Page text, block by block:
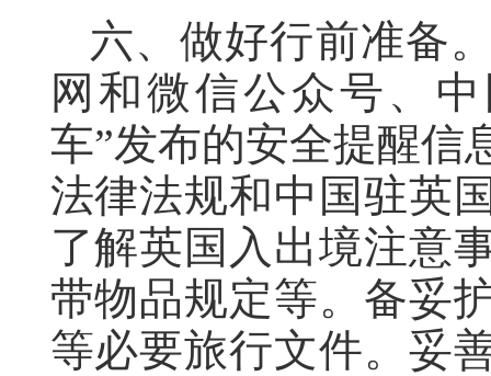
六、做好行前准备
网和微信公众号、
车”发布的安全提醒信
法律法规和中国驻英
了解英国入出境注意
带物品规定等。备妥
等必要旅行文件。妥